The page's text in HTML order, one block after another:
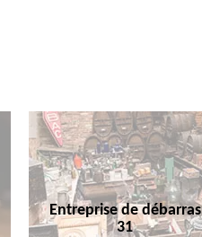
Entreprise de débarras
31